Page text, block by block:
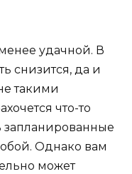
удачной. В
снизится, да и
такими
что-то
запланированные
Однако вам
может